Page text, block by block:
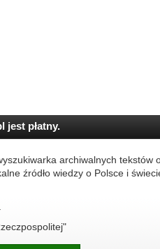
jest płatny.
archiwalnych tekstów
źródło wiedzy o Polsce i